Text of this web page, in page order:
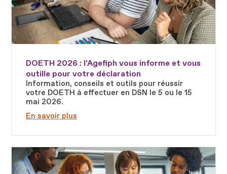
DOETH 2026 : l'Agefiph vous informe et vous
outille pour votre déclaration
Information, conseils et outils pour réussir
votre DOETH à effectuer en DSN le 5 ou le 15
mai 2026.
En savoir plus
Fichier